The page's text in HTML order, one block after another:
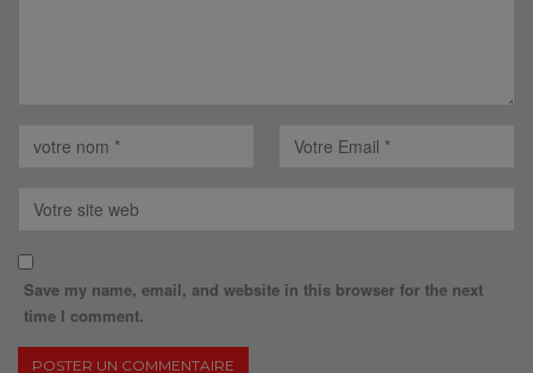
Save my name, email, and website in this browser for the next
time I comment.